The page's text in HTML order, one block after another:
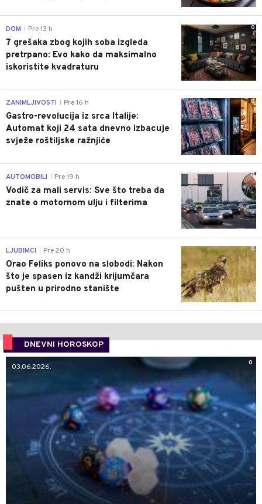
0
DOM Pre 13 h
7 grešaka zbog kojih soba izgleda
pretrpano: Evo kako da maksimalno
iskoristite kvadraturu
0
ZANIMLJIVOSTI Pre 16 h
Gastro-revolucija iz srca Italije:
Automat koji 24 sata dnevno izbacuje
svježe roštiljske ražnjiće
0
AUTOMOBILI Pre 19 h
Vodič za mali servis: Sve što treba da
znate o motornom ulju i filterima
0
LJUBIMCI Pre 20 h
Orao Feliks ponovo na slobodi: Nakon
što je spasen iz kandži krijumčara
pušten u prirodno stanište
DNEVNI HOROSKOP
0
03.06.2026.